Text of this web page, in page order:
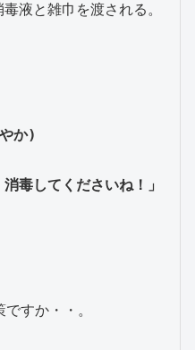
液と雑巾を渡される。
か)
毒してくださいね！」
すか・・。